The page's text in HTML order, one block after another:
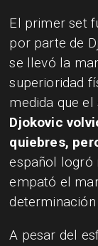
El primer set
por parte de
se llevó la
superioridad
medida que el
Djokovic
quiebres,
español logró
empató el
determinación
A pesar del